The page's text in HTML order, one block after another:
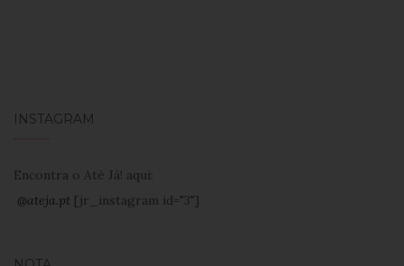
INSTAGRAM
Encontra o Até Já! aqui:
@ateja.pt [jr_instagram id="3"]